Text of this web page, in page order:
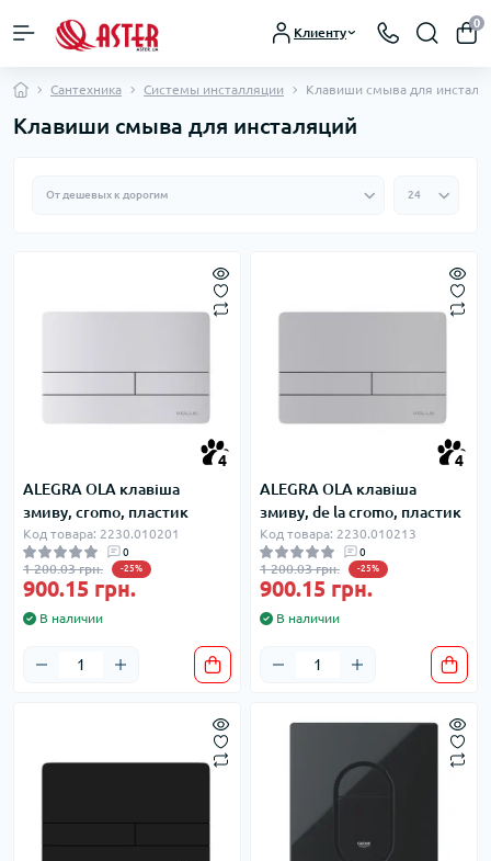
Клиенту
0
Сантехника Системы инсталляции Клавиши смыва для
Клавиши смыва для инсталяций
4
ALEGRA OLA клавіша
змиву, cromo, пластик
Код товара: 2230.010201
0
1 200.03 грн. -25%
900.15 грн.
В наличии
4
ALEGRA OLA клавіша
змиву, de la cromo, пластик
Код товара: 2230.010213
0
1 200.03 грн. -25%
900.15 грн.
В наличии